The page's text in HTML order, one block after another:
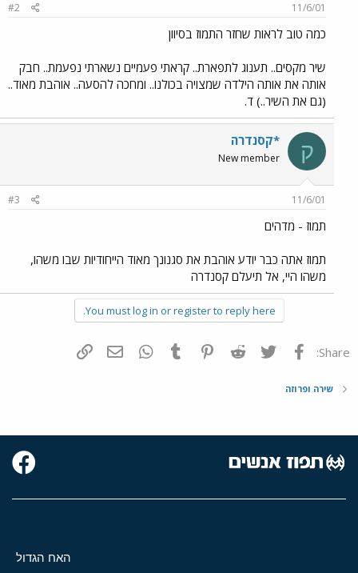
11/6/01
#2
כמה טוב לראות שחזר התמוז בסיוון
שיר מקסים.. תענוג לתפארת.. קראתי פעמיים נשארתי נפעמת.. חבק
אותה את אותה הילדה שמצויה בכולנו.. ומחכה להסעה.. אוהבת מאוד..
(גם את השיר..) ד.
ק *קסנדרה
New member
11/6/01
#3
תמוז - מדהים
תמוז אתה כבר יודע אוהבת את סגנונך מאוד הייחודיות שבו משהו,
משהו היי, אל תיעלם קסנדרה
You must log in or register to reply here.
Share: פייסבוק Twitter
Reddit
Pinterest
Tumblr
WhatsAppדואר אלקטרוני
שירה ופרוזה
האח הגדול